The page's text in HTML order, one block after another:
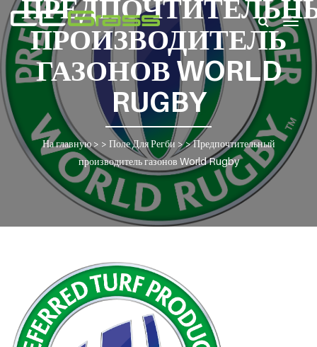
ПРОИЗВОДИТЕЛЬ
ГАЗОНОВ WORLD
RUGBY
На главную> > Поле Для Регби > >Предпочтительный
производитель газонов World Rugby